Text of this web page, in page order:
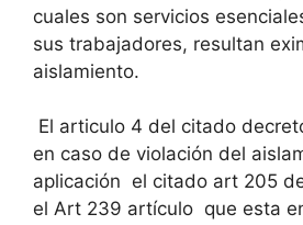
cuales son servicios
sus trabajadores, resultan
aislamiento.
El articulo 4 del citado
en caso de violación del
aplicación el citado art 205
el Art 239 artículo que esta